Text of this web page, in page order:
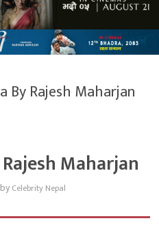
By Rajesh Maharjan
Maharjan
by Celebrity Nepal